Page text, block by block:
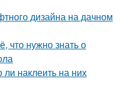
дизайна на дачном
что нужно знать о
наклеить на них